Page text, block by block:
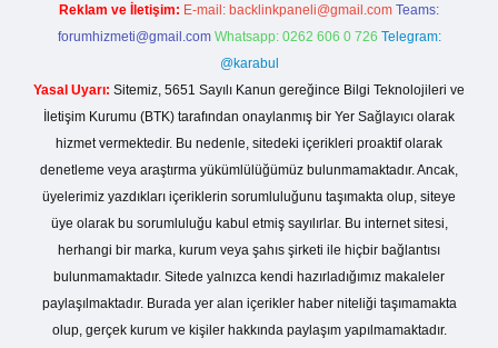
Reklam ve İletişim: E-mail: backlinkpaneli@gmail.com Teams:
forumhizmeti@gmail.com Whatsapp: 0262 606 0 726 Telegram:
@karabul
Yasal Uyarı: Sitemiz, 5651 Sayılı Kanun gereğince Bilgi Teknolojileri ve
İletişim Kurumu (BTK) tarafından onaylanmış bir Yer Sağlayıcı olarak
hizmet vermektedir. Bu nedenle, sitedeki içerikleri proaktif olarak
denetleme veya araştırma yükümlülüğümüz bulunmamaktadır. Ancak,
üyelerimiz yazdıkları içeriklerin sorumluluğunu taşımakta olup, siteye
üye olarak bu sorumluluğu kabul etmiş sayılırlar. Bu internet sitesi,
herhangi bir marka, kurum veya şahıs şirketi ile hiçbir bağlantısı
bulunmamaktadır. Sitede yalnızca kendi hazırladığımız makaleler
paylaşılmaktadır. Burada yer alan içerikler haber niteliği taşımamakta
olup, gerçek kurum ve kişiler hakkında paylaşım yapılmamaktadır.